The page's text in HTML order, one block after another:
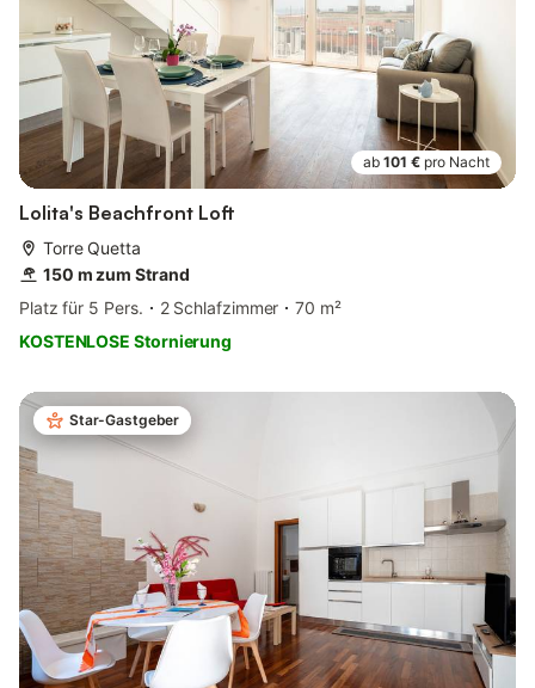
ab 101 € pro Nacht
Lolita's Beachfront Loft
Torre Quetta
150 m zum Strand
Platz für 5 Pers.
2 Schlafzimmer
70 m²
KOSTENLOSE Stornierung
Star-Gastgeber